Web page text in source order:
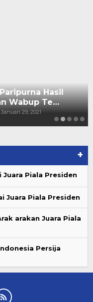
+
Juara Piala Presiden
Juara Piala Presiden
arakan Juara Piala
Persija